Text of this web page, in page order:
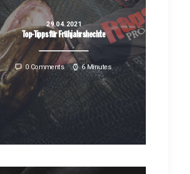
29.04.2021
Top-Tipps für Frühjahrshechte
0 Comments 6 Minutes